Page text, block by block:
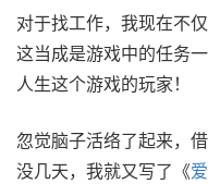
对于找工作，我现在不
这当成是游戏中的任务
人生这个游戏的玩家！
忽觉脑子活络了起来，
没几天，我就又写了《